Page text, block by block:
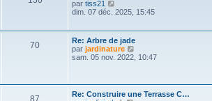
a
r
m
s
s
a
g
r
n
e
r
m
e
a
g
par tiss21
o
e
d
e
i
e
dim. 07 déc. 2025, 15:45
70
Re: Arbre de jade
par jardinature
o
d
sam. 05 nov. 2022, 10:47
87
Re: Construire une Terrasse C…